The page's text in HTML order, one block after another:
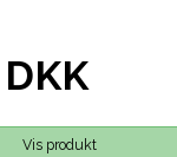
Vis produkt